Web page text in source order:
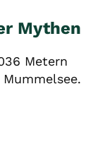
Mythen
Metern